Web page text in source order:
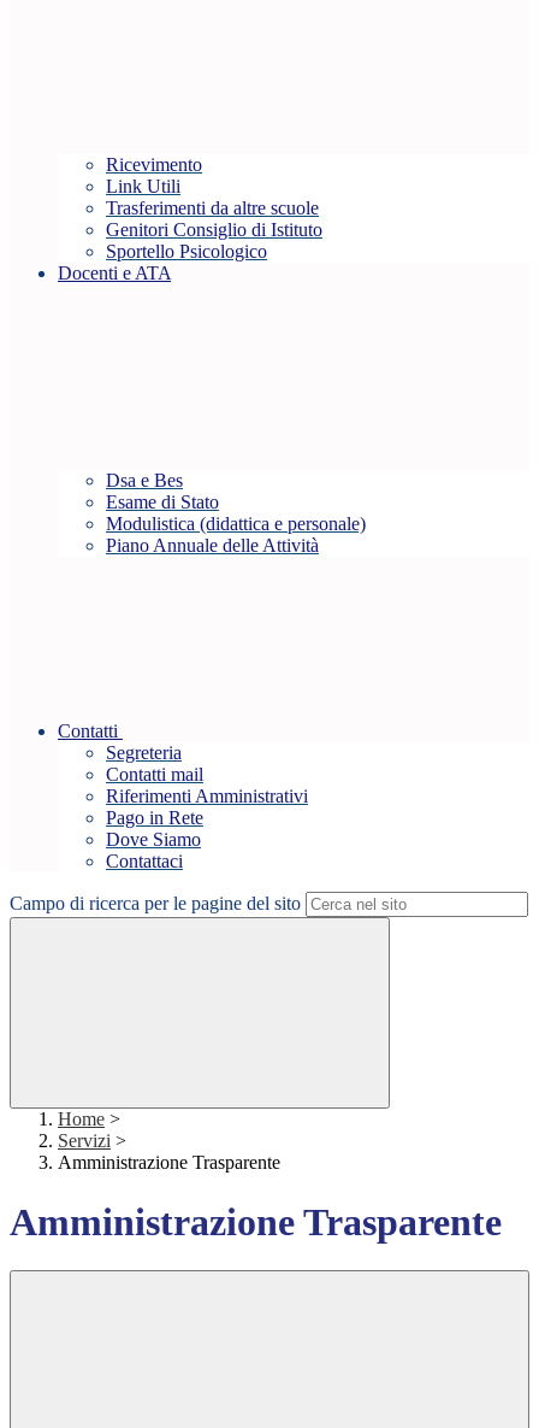
Ricevimento
Link Utili
Trasferimenti da altre scuole
Genitori Consiglio di Istituto
Sportello Psicologico
Docenti e ATA
Dsa e Bes
Esame di Stato
Modulistica (didattica e personale)
Piano Annuale delle Attività
Contatti
Segreteria
Contatti mail
Riferimenti Amministrativi
Pago in Rete
Dove Siamo
Contattaci
Campo di ricerca per le pagine del sito
Home >
Servizi >
Amministrazione Trasparente
Amministrazione Trasparente